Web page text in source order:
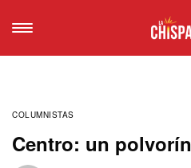
COLUMNISTAS
Centro: un polvorín